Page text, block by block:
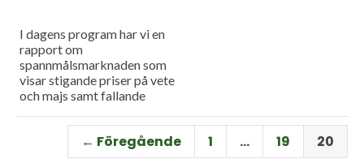
I dagens program har vi en
rapport om
spannmålsmarknaden som
visar stigande priser på vete
och majs samt fallande
premiär för vårt
måndagsprogram med en
längre intervju med Erik
← Föregående 1 … 19 20